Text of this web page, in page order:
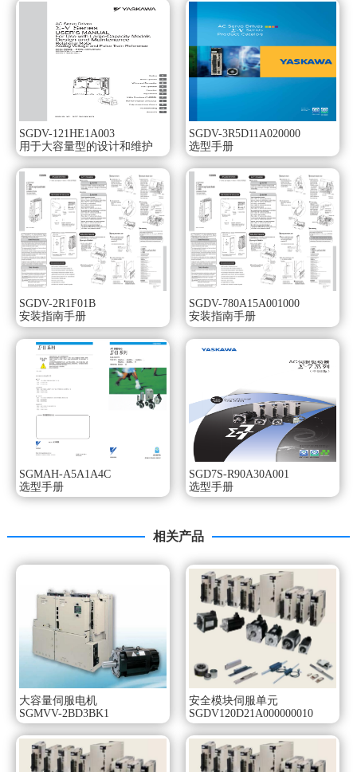
可从上位控制器（ PLC 或电脑）简单地进行各种定位动作。
配备有单纯定位、原点复归、连续旋转动作、连续旋转动作
的定位、程序运行等丰富的定位功能。大容量SGMVV型伺服
额定输出：22KW。
电压：三相AC200V。
串行编码器：20位对值型。
额定转速：800r/min。
主要机械构造：支脚安装型、直轴端（不带键槽与螺孔）。
选购件：带保持制动器（DC24V）。
使用小型、低惯量伺/min和1500r/min的产品SGMMV系列用户
手册。
安装电机后相立即开始运行。
即使不进行伺服调整，但只要转动惯量处在允许范围内，
即使负载发生变化，也可以稳定地进行驱动，而不会发生振
动。Σ-V系列伺服电机SGMGV型。
额定输出：1.8kw。
电源电压：AC400V。
串行编码器：20位增量型（标准）。
轴端：直轴、不带键槽（标准）。
选配：带油封、带保持制动器(DC24V）。
各种机械的进给轴驱动用（高速进给）。
品种齐全（300W～15kW，带保持制动器）。
配备有高分辨率串行编码器（20位）。
标准采用IP67。
用途示例：
机床。
传送机械。
搬运机械。
额定值和规格：
振动等级∶V15。
缘电阻∶DC500V，10MΩ以上。
使用环境温度∶0～40°C。
励磁方式∶永磁式。
安装方式∶法兰式式SGMMV系列手册。
耐热等级∶F。
缘耐压∶AC1500V 1分钟（200V级），AC1800VV 1分钟
（400V级）SGMMV系列手册。
保护方式∶全封闭自冷式IP67（轴贯通部分除外）。
使用环境湿度∶20～80%（不得结露）。
连接方式∶直接连接。
旋转方向∶正转指令下从负载侧看时为逆时针方向（CCW）旋
SGDV-121HE1A003
用于大容量型的设计和维护
SGDV-3R5D11A020000
选型手册
SGDV-2R1F01B
安装指南手册
SGDV-780A15A001000
安装指南手册
SGMAH-A5A1A4C
选型手册
SGD7S-R90A30A001
选型手册
相关产品
大容量伺服电机
SGMVV-2BD3BK1
安全模块伺服单元
SGDV120D21A000000010